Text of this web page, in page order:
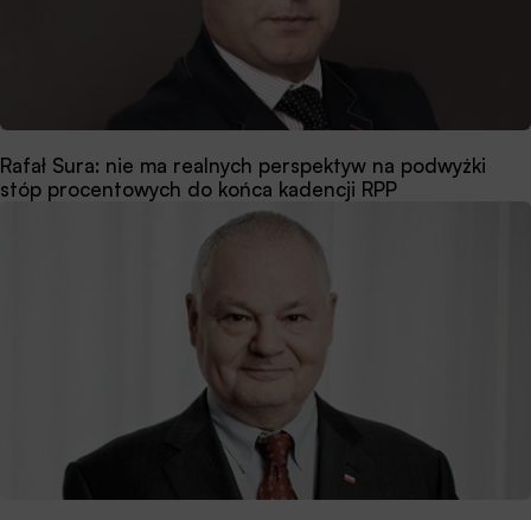
Rafał Sura: nie ma realnych perspektyw na podwyżki
stóp procentowych do końca kadencji RPP